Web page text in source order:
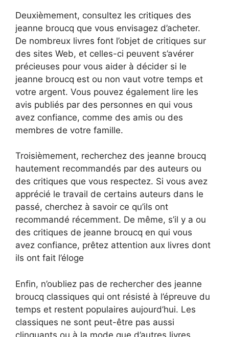
Deuxièmement, consultez les critiques des
jeanne broucq que vous envisagez d’acheter.
De nombreux livres font l’objet de critiques sur
des sites Web, et celles-ci peuvent s’avérer
précieuses pour vous aider à décider si le
jeanne broucq est ou non vaut votre temps et
votre argent. Vous pouvez également lire les
avis publiés par des personnes en qui vous
avez confiance, comme des amis ou des
membres de votre famille.
Troisièmement, recherchez des jeanne broucq
hautement recommandés par des auteurs ou
des critiques que vous respectez. Si vous avez
apprécié le travail de certains auteurs dans le
passé, cherchez à savoir ce qu’ils ont
recommandé récemment. De même, s’il y a ou
des critiques de jeanne broucq en qui vous
avez confiance, prêtez attention aux livres dont
ils ont fait l’éloge
Enfin, n’oubliez pas de rechercher des jeanne
broucq classiques qui ont résisté à l’épreuve du
temps et restent populaires aujourd’hui. Les
classiques ne sont peut-être pas aussi
clinquants ou à la mode que d’autres livres,